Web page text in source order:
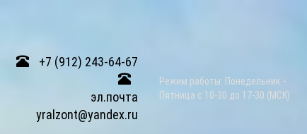
+7 (912) 243-64-67
эл.почта
yralzont@yandex.ru
Режим работы: Понедельник -
Пятница с 10-30 до 17-30 (МСК)